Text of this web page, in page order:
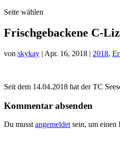
Seite wählen
Frischgebackene C-
von skykay | Apr. 16, 2018 | 2018,
Seit dem 14.04.2018 hat der TC
Kommentar absenden
Du musst angemeldet sein, um einen